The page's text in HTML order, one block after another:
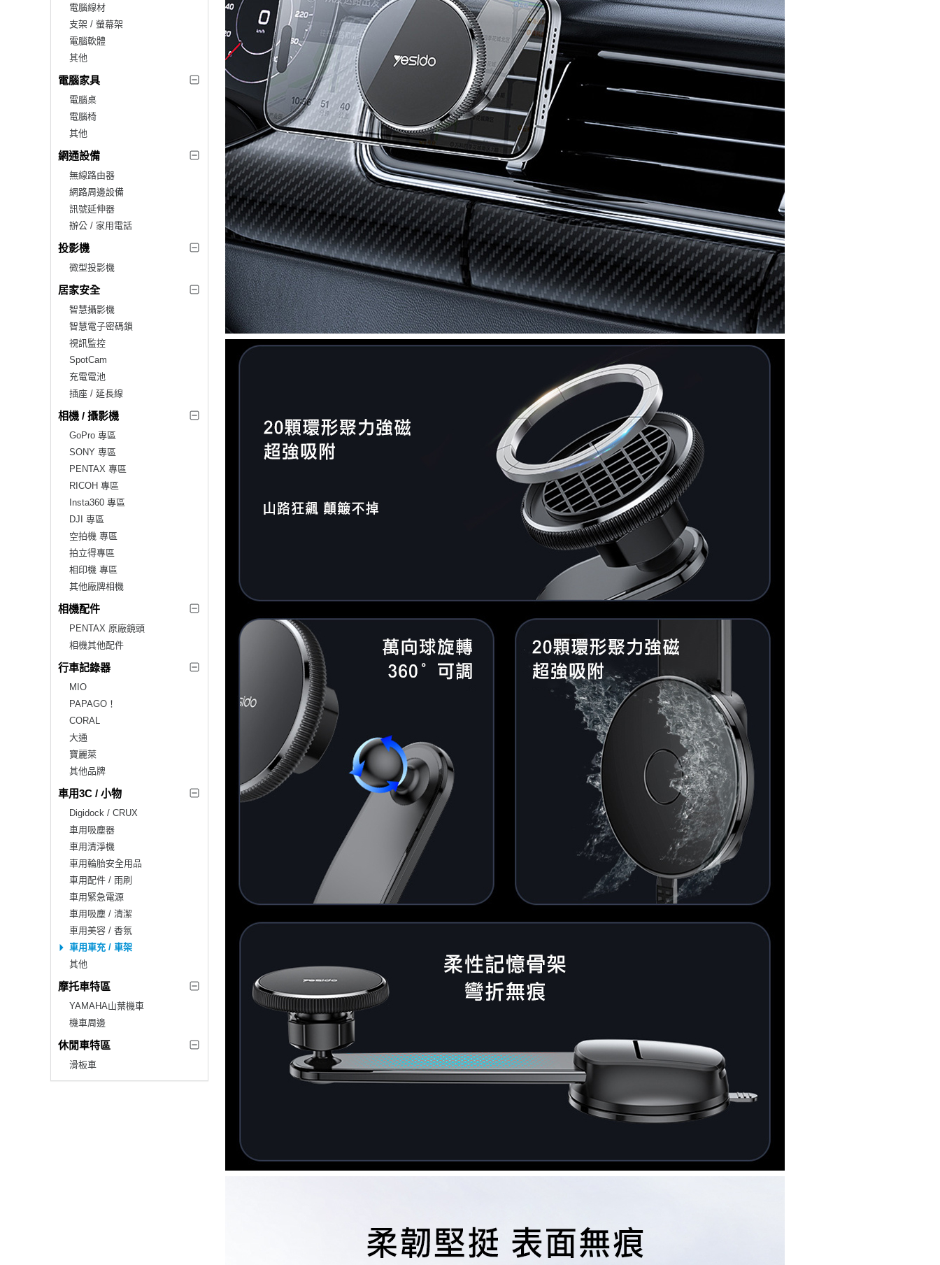
電腦線材
支架 / 螢幕架
電腦軟體
其他
電腦家具
電腦桌
電腦椅
其他
網通設備
無線路由器
網路周邊設備
訊號延伸器
辦公 / 家用電話
投影機
微型投影機
居家安全
智慧攝影機
智慧電子密碼鎖
視訊監控
SpotCam
充電電池
插座 / 延長線
相機 / 攝影機
GoPro 專區
SONY 專區
PENTAX 專區
RICOH 專區
Insta360 專區
DJI 專區
空拍機 專區
拍立得專區
相印機 專區
其他廠牌相機
相機配件
PENTAX 原廠鏡頭
相機其他配件
行車記錄器
MIO
PAPAGO！
CORAL
大通
寶麗萊
其他品牌
車用3C / 小物
Digidock / CRUX
車用吸塵器
車用清淨機
車用輪胎安全用品
車用配件 / 雨刷
車用緊急電源
車用吸塵 / 清潔
車用美容 / 香氛
車用車充 / 車架
其他
摩托車特區
YAMAHA山葉機車
機車周邊
休閒車特區
滑板車